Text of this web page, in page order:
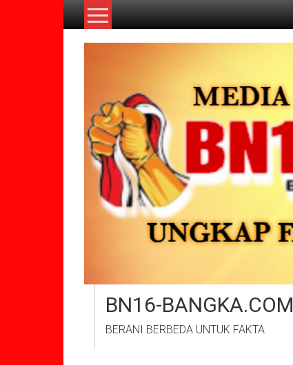
Lompat
BN16-BANGKA.COM
BERANI BERBEDA UNTUK FAKTA